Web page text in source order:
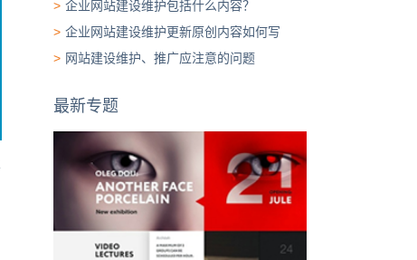
> 企业网站建设维护包括什么内容？
> 企业网站建设维护更新原创内容如何写
> 网站建设维护、推广应注意的问题
最新专题